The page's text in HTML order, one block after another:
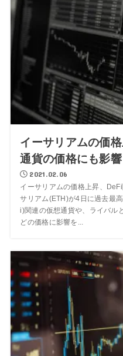
イーサリアムの価
通貨の価格にも影響
2021.02.06
イーサリアムの価格上昇、
サリアム(ETH)が4日に過去最
i)関連の仮想通貨や、ライバル
どの価格に影響を...